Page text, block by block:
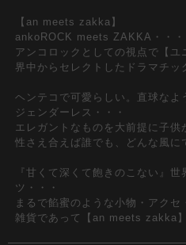
【an meets zakka】
ankoROCK meets ZAKKA・・・
アンコロックとしての視点で【ユ
界中からセレクトしたドラマチッ
ヘンテコで可愛らしい。直球な
ジェンダーレス・・・
エレガントなものを大前提に子
性さえ合えば誰でも、どんな風に
『甘くて深くて飽きのこない』
ツ・・・
まるで餡蜜のような小物・アク
雑貨であって【an meets zakka】